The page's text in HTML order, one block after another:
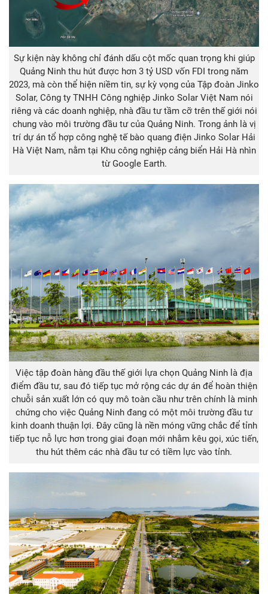
Sự kiện này không chỉ đánh dấu cột mốc quan trọng khi giúp
Quảng Ninh thu hút được hơn 3 tỷ USD vốn FDI trong năm
2023, mà còn thể hiện niềm tin, sự kỳ vọng của Tập đoàn Jinko
Solar, Công ty TNHH Công nghiệp Jinko Solar Việt Nam nói
riêng và các doanh nghiệp, nhà đầu tư tầm cỡ trên thế giới nói
chung vào môi trường đầu tư của Quảng Ninh. Trong ảnh là vị
trí dự án tổ hợp công nghệ tế bào quang điện Jinko Solar Hải
Hà Việt Nam, nằm tại Khu công nghiệp cảng biển Hải Hà nhìn
từ Google Earth.
Việc tập đoàn hàng đầu thế giới lựa chọn Quảng Ninh là địa
điểm đầu tư, sau đó tiếp tục mở rộng các dự án để hoàn thiện
chuỗi sản xuất lớn có quy mô toàn cầu như trên chính là minh
chứng cho việc Quảng Ninh đang có một môi trường đầu tư
kinh doanh thuận lợi. Đây cũng là nền móng vững chắc để tỉnh
tiếp tục nỗ lực hơn trong giai đoạn mới nhằm kêu gọi, xúc tiến,
thu hút thêm các nhà đầu tư có tiềm lực vào tỉnh.